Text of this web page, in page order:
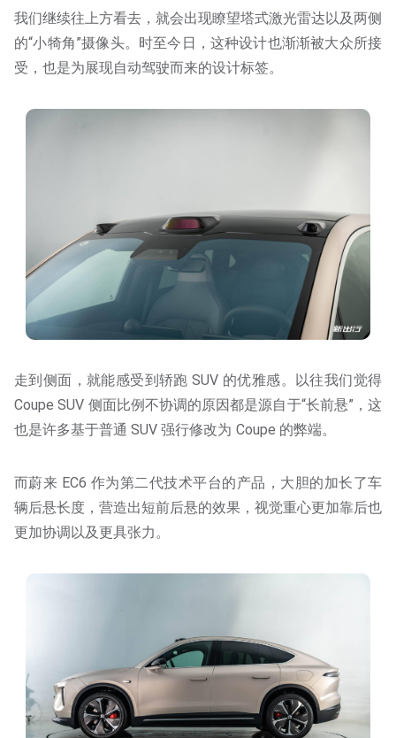
我们继续往上方看去，就会出现瞭望塔式激光雷达以及两侧
的“小犄角”摄像头。时至今日，这种设计也渐渐被大众所接
受，也是为展现自动驾驶而来的设计标签。
走到侧面，就能感受到轿跑 SUV 的优雅感。以往我们觉得
Coupe SUV 侧面比例不协调的原因都是源自于“长前悬”，这
也是许多基于普通 SUV 强行修改为 Coupe 的弊端。
而蔚来 EC6 作为第二代技术平台的产品，大胆的加长了车
辆后悬长度，营造出短前后悬的效果，视觉重心更加靠后也
更加协调以及更具张力。